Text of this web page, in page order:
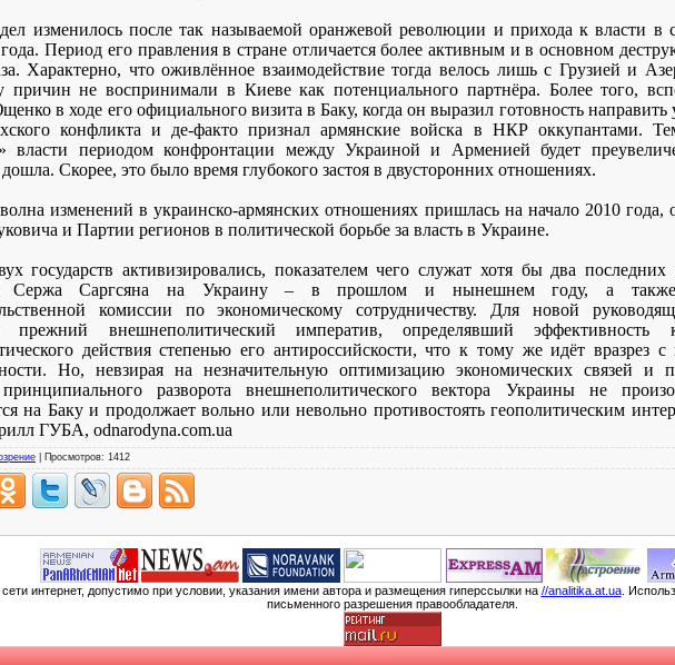
изменилось после так называемой оранжевой революции и прихода к власти
Период его правления в стране отличается более активным и в основном
Характерно, что оживлённое взаимодействие тогда велось лишь с Грузией и
причин не воспринимали в Киеве как потенциального партнёра. Более того,
в ходе его официального визита в Баку, когда он выразил готовность
конфликта и де-факто признал армянские войска в НКР оккупантами.
власти периодом конфронтации между Украиной и Арменией будет
Скорее, это было время глубокого застоя в двусторонних отношениях.
изменений в украинско-армянских отношениях пришлась на начало 2010 года,
и Партии регионов в политической борьбе за власть в Украине.
государств активизировались, показателем чего служат хотя бы два
Сержа Саргсяна на Украину – в прошлом и нынешнем году, а также
комиссии по экономическому сотрудничеству. Для новой
прежний внешнеполитический императив, определявший эффективность
действия степенью его антироссийскости, что к тому же идёт вразрез с
Но, невзирая на незначительную оптимизацию экономических связей и
разворота внешнеполитического вектора Украины не
на Баку и продолжает вольно или невольно противостоять геополитическим
ГУБА, odnarodyna.com.ua
| Просмотров: 1412
интернет, допустимо при условии, указания имени автора и размещения гиперссылки на //analitika.at.ua.
письменного разрешения правообладателя.